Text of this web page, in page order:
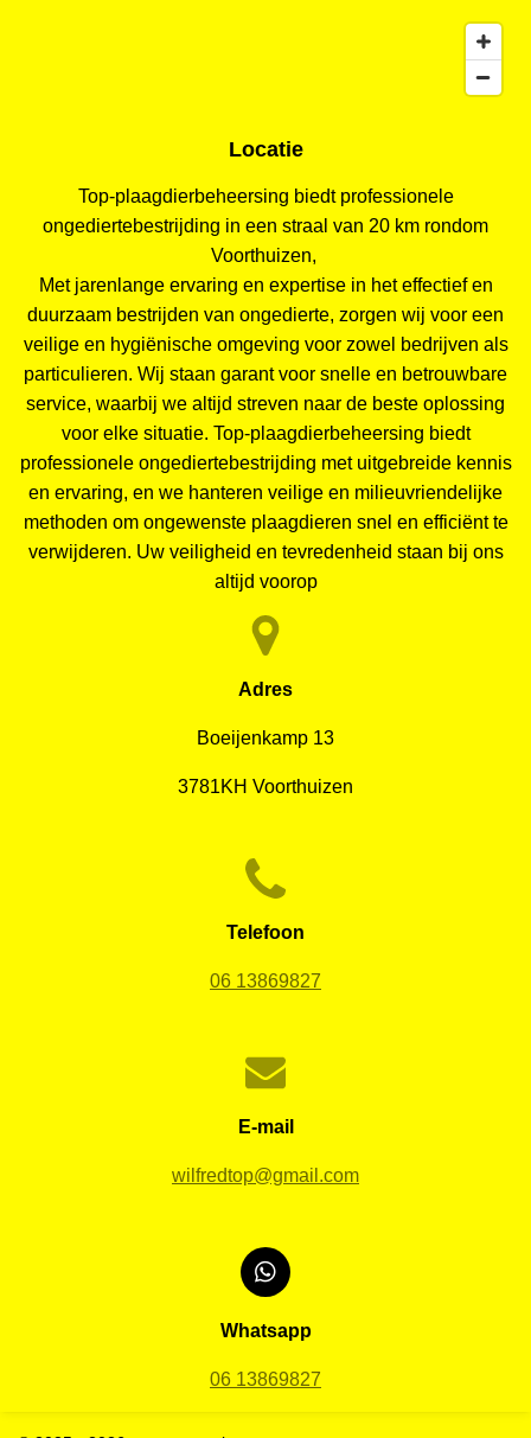
Locatie
Top-plaagdierbeheersing biedt professionele
ongediertebestrijding in een straal van 20 km rondom
Voorthuizen,
Met jarenlange ervaring en expertise in het effectief en
duurzaam bestrijden van ongedierte, zorgen wij voor een
veilige en hygiënische omgeving voor zowel bedrijven als
particulieren. Wij staan garant voor snelle en betrouwbare
service, waarbij we altijd streven naar de beste oplossing
voor elke situatie. Top-plaagdierbeheersing biedt
professionele ongediertebestrijding met uitgebreide kennis
en ervaring, en we hanteren veilige en milieuvriendelijke
methoden om ongewenste plaagdieren snel en efficiënt te
verwijderen. Uw veiligheid en tevredenheid staan bij ons
altijd voorop
Adres
Boeijenkamp 13
3781KH Voorthuizen
Telefoon
06 13869827
E-mail
wilfredtop@gmail.com
W
a
s
A
Whatsapp
06 13869827